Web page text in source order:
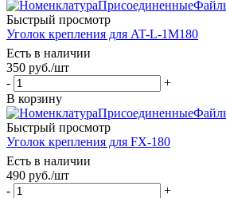
Быстрый просмотр
Уголок крепления для AT-L-1M180
Есть в наличии
350 руб./шт
-
+
В корзину
Быстрый просмотр
Уголок крепления для FX-180
Есть в наличии
490 руб./шт
-
+